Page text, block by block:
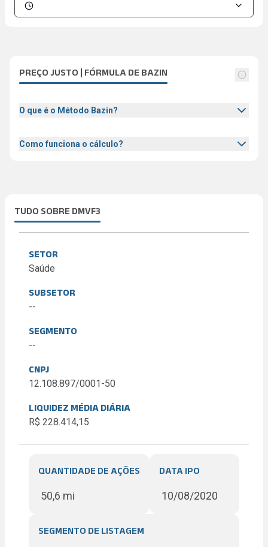
PREÇO JUSTO | FÓRMULA DE BAZIN
O que é o Método Bazin?
Como funciona o cálculo?
TUDO SOBRE DMVF3
SETOR
Saúde
SUBSETOR
--
SEGMENTO
--
CNPJ
12.108.897/0001-50
LIQUIDEZ MÉDIA DIÁRIA
R$ 228.414,15
QUANTIDADE DE AÇÕES
50,6 mi
DATA IPO
10/08/2020
SEGMENTO DE LISTAGEM